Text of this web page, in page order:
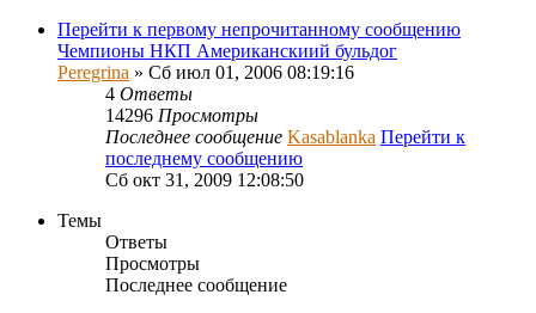
Перейти к первому непрочитанному сообщению
Чемпионы НКП Американскиий бульдог
Peregrina » Сб июл 01, 2006 08:19:16
4 Ответы
14296 Просмотры
Последнее сообщение Kasablanka Перейти к
последнему сообщению
Сб окт 31, 2009 12:08:50
Темы
Ответы
Просмотры
Последнее сообщение